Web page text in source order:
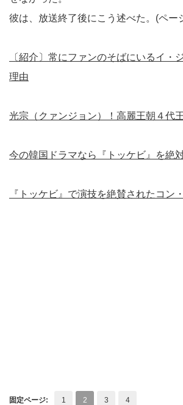
彼は、放送終了後にこう述べた。(ペー
〔紹介〕常にファンのそばにいるイ・
理由
光宗（クァンジョン）！高麗王朝４代
今の韓国ドラマなら『トッケビ』を絶
『トッケビ』で演技を絶賛されたコン
固定ページ: 1 2 3 4